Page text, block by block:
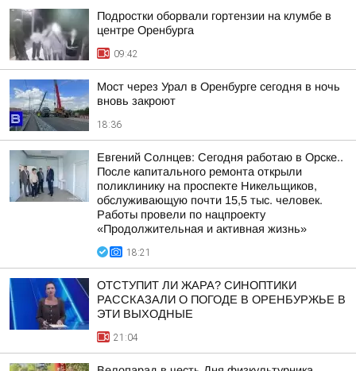
Подростки оборвали гортензии на клумбе в
центре Оренбурга
09:42
Мост через Урал в Оренбурге сегодня в ночь
вновь закроют
18:36
Евгений Солнцев: Сегодня работаю в Орске..
После капитального ремонта открыли
поликлинику на проспекте Никельщиков,
обслуживающую почти 15,5 тыс. человек.
Работы провели по нацпроекту
«Продолжительная и активная жизнь»
18:21
ОТСТУПИТ ЛИ ЖАРА? СИНОПТИКИ
РАССКАЗАЛИ О ПОГОДЕ В ОРЕНБУРЖЬЕ В
ЭТИ ВЫХОДНЫЕ
21:04